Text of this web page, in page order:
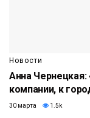
Новости
Анна
компании, к
30 марта 1.5k